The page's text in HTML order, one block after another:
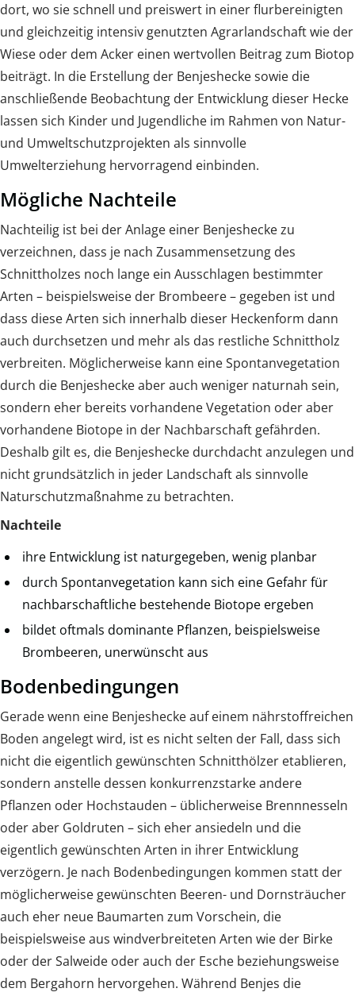
dort, wo sie schnell und preiswert in einer flurbereinigten
und gleichzeitig intensiv genutzten Agrarlandschaft wie der
Wiese oder dem Acker einen wertvollen Beitrag zum Biotop
beiträgt. In die Erstellung der Benjeshecke sowie die
anschließende Beobachtung der Entwicklung dieser Hecke
lassen sich Kinder und Jugendliche im Rahmen von Natur-
und Umweltschutzprojekten als sinnvolle
Umwelterziehung hervorragend einbinden.
Mögliche Nachteile
Nachteilig ist bei der Anlage einer Benjeshecke zu
verzeichnen, dass je nach Zusammensetzung des
Schnittholzes noch lange ein Ausschlagen bestimmter
Arten – beispielsweise der Brombeere – gegeben ist und
dass diese Arten sich innerhalb dieser Heckenform dann
auch durchsetzen und mehr als das restliche Schnittholz
verbreiten. Möglicherweise kann eine Spontanvegetation
durch die Benjeshecke aber auch weniger naturnah sein,
sondern eher bereits vorhandene Vegetation oder aber
vorhandene Biotope in der Nachbarschaft gefährden.
Deshalb gilt es, die Benjeshecke durchdacht anzulegen und
nicht grundsätzlich in jeder Landschaft als sinnvolle
Naturschutzmaßnahme zu betrachten.
Nachteile
ihre Entwicklung ist naturgegeben, wenig planbar
durch Spontanvegetation kann sich eine Gefahr für
nachbarschaftliche bestehende Biotope ergeben
bildet oftmals dominante Pflanzen, beispielsweise
Brombeeren, unerwünscht aus
Bodenbedingungen
Gerade wenn eine Benjeshecke auf einem nährstoffreichen
Boden angelegt wird, ist es nicht selten der Fall, dass sich
nicht die eigentlich gewünschten Schnitthölzer etablieren,
sondern anstelle dessen konkurrenzstarke andere
Pflanzen oder Hochstauden – üblicherweise Brennnesseln
oder aber Goldruten – sich eher ansiedeln und die
eigentlich gewünschten Arten in ihrer Entwicklung
verzögern. Je nach Bodenbedingungen kommen statt der
möglicherweise gewünschten Beeren- und Dornsträucher
auch eher neue Baumarten zum Vorschein, die
beispielsweise aus windverbreiteten Arten wie der Birke
oder der Salweide oder auch der Esche beziehungsweise
dem Bergahorn hervorgehen. Während Benjes die